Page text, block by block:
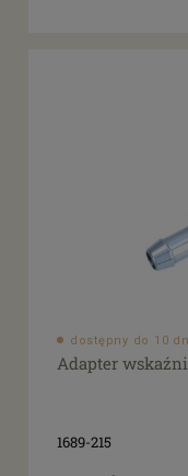
dostępny do 10
Adapter
1689-215